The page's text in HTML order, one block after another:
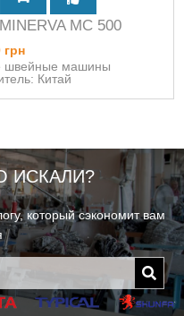
MC 500
грн
швейные машины
Китай
ИСКАЛИ?
который сэкономит вам